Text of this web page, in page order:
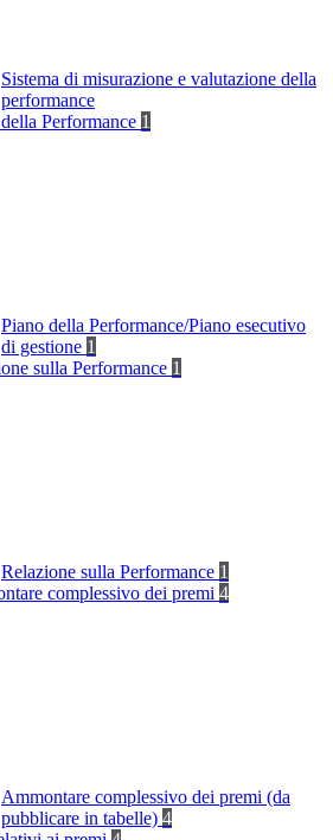
Sistema di misurazione e valutazione della
performance
Performance 1
Piano della Performance/Piano esecutivo
di gestione 1
sulla Performance 1
Relazione sulla Performance 1
complessivo dei premi 4
Ammontare complessivo dei premi (da
pubblicare in tabelle) 4